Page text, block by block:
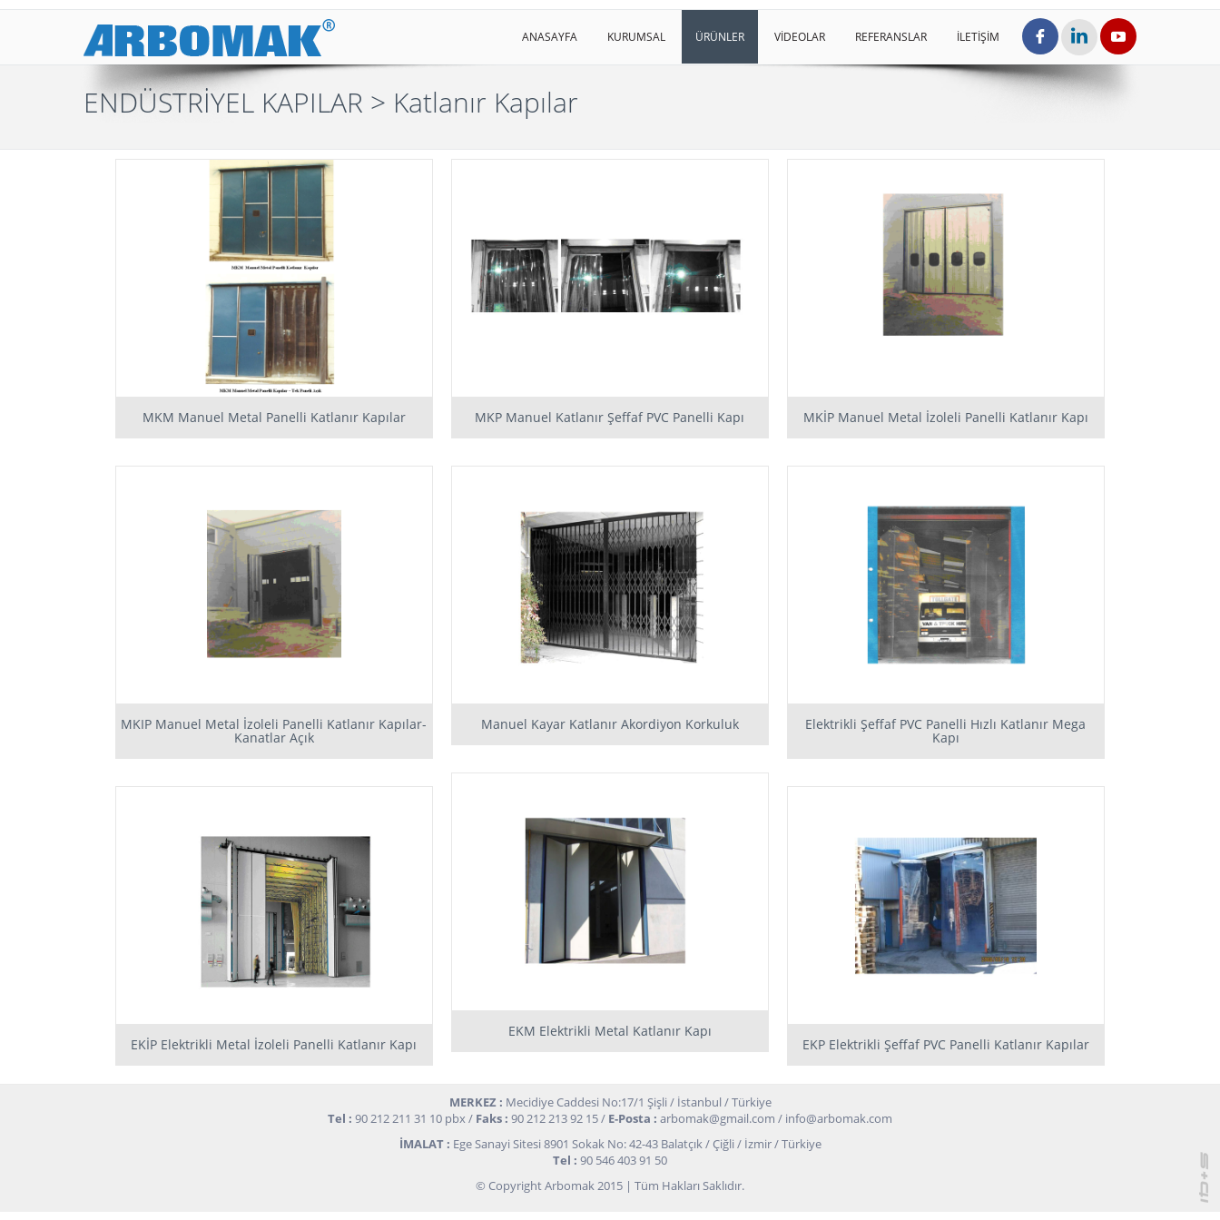
ANASAYFA KURUMSAL ÜRÜNLER VİDEOLAR REFERANSLAR İLETİŞİM
ENDÜSTRİYEL KAPILAR > Katlanır Kapılar
MKM Manuel Metal Panelli Katlanır Kapılar MKP Manuel Katlanır Şeffaf PVC Panelli Kapı MKİP Manuel Metal İzoleli Panelli Katlanır Kapı
MKIP Manuel Metal İzoleli Panelli Katlanır Kapılar-
Kanatlar Açık
Manuel Kayar Katlanır Akordiyon Korkuluk Elektrikli Şeffaf PVC Panelli Hızlı Katlanır Mega
Kapı
EKM Elektrikli Metal Katlanır Kapı
EKİP Elektrikli Metal İzoleli Panelli Katlanır Kapı EKP Elektrikli Şeffaf PVC Panelli Katlanır Kapılar
MERKEZ : Mecidiye Caddesi No:17/1 Şişli / İstanbul / Türkiye
Tel : 90 212 211 31 10 pbx / Faks : 90 212 213 92 15 / E-Posta : arbomak@gmail.com / info@arbomak.com
İMALAT : Ege Sanayi Sitesi 8901 Sokak No: 42-43 Balatçık / Çiğli / İzmir / Türkiye
Tel : 90 546 403 91 50
© Copyright Arbomak 2015 | Tüm Hakları Saklıdır.